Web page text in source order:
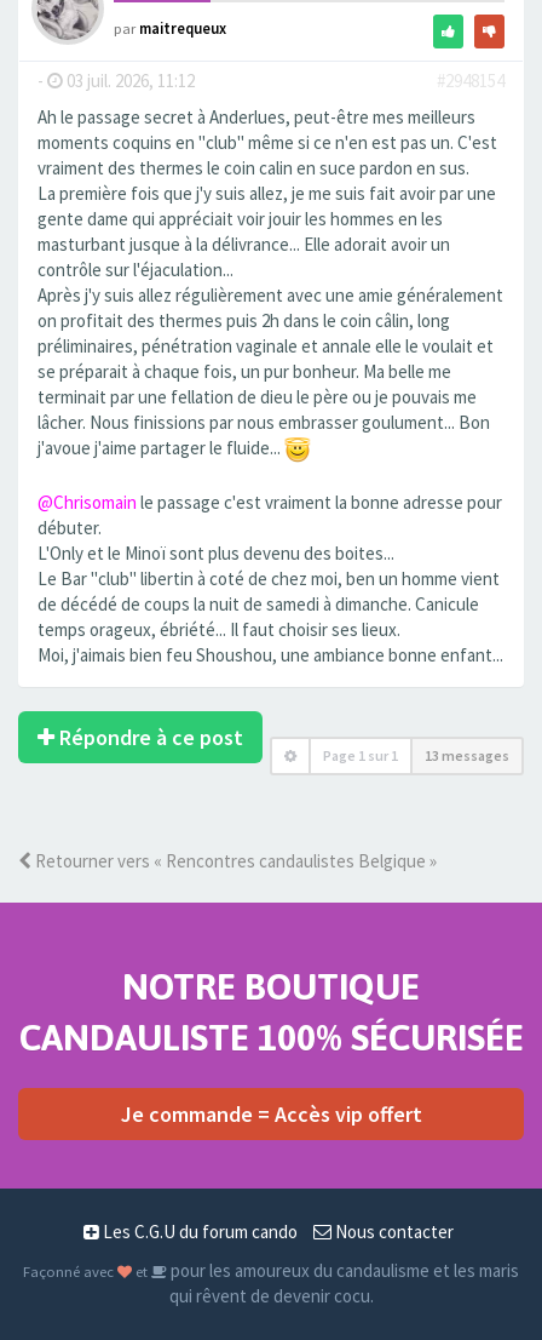
parmaitrequeux
- 03 juil. 2026, 11:12
#2948154
Ah le passage secret à Anderlues, peut-être mes meilleurs
moments coquins en "club" même si ce n'en est pas un. C'est
vraiment des thermes le coin calin en suce pardon en sus.
La première fois que j'y suis allez, je me suis fait avoir par une
gente dame qui appréciait voir jouir les hommes en les
masturbant jusque à la délivrance... Elle adorait avoir un
contrôle sur l'éjaculation...
Après j'y suis allez régulièrement avec une amie généralement
on profitait des thermes puis 2h dans le coin câlin, long
préliminaires, pénétration vaginale et annale elle le voulait et
se préparait à chaque fois, un pur bonheur. Ma belle me
terminait par une fellation de dieu le père ou je pouvais me
lâcher. Nous finissions par nous embrasser goulument... Bon
j'avoue j'aime partager le fluide...
@Chrisomain le passage c'est vraiment la bonne adresse pour
débuter.
L'Only et le Minoï sont plus devenu des boites...
Le Bar "club" libertin à coté de chez moi, ben un homme vient
de décédé de coups la nuit de samedi à dimanche. Canicule
temps orageux, ébriété... Il faut choisir ses lieux.
Moi, j'aimais bien feu Shoushou, une ambiance bonne enfant...
Répondre à ce post
Page 1 sur 1 13 messages
Retourner vers « Rencontres candaulistes Belgique »
NOTRE BOUTIQUE
CANDAULISTE 100% SÉCURISÉE
Je commande = Accès vip offert
Les C.G.U du forum cando Nous contacter
Façonné avec et
pour les amoureux du candaulisme et les maris
qui rêvent de devenir cocu.